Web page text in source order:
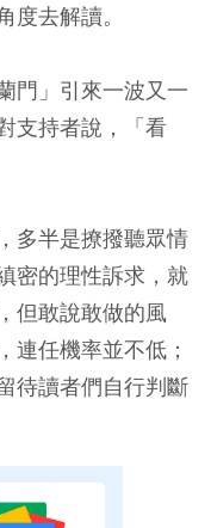
去解讀。
門」引來一波又一
支持者說，「看
多半是撩撥聽眾情
密的理性訴求，就
但敢說敢做的風
連任機率並不低；
待讀者們自行判斷